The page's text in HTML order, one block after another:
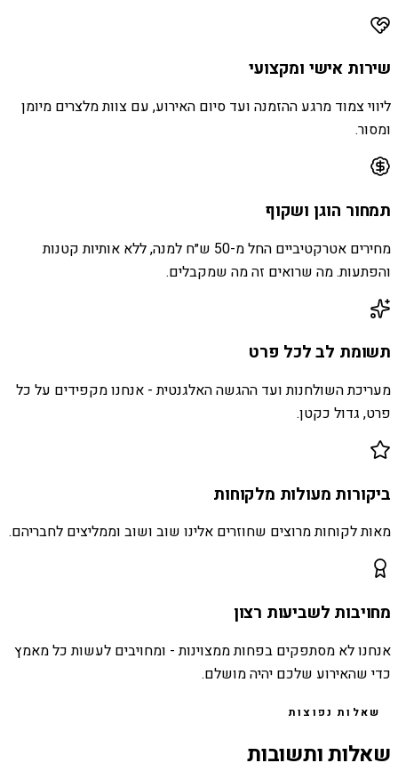
שירות אישי ומקצועי
ליווי צמוד מרגע ההזמנה ועד סיום האירוע, עם צוות מלצרים מיומן
ומסור.
תמחור הוגן ושקוף
מחירים אטרקטיביים החל מ-50 ש״ח למנה, ללא אותיות קטנות
והפתעות. מה שרואים זה מה שמקבלים.
תשומת לב לכל פרט
מעריכת השולחנות ועד ההגשה האלגנטית - אנחנו מקפידים על כל
פרט, גדול כקטן.
ביקורות מעולות מלקוחות
מאות לקוחות מרוצים שחוזרים אלינו שוב ושוב וממליצים לחבריהם.
מחויבות לשביעות רצון
אנחנו לא מסתפקים בפחות ממצוינות - ומחויבים לעשות כל מאמץ
כדי שהאירוע שלכם יהיה מושלם.
שאלות נפוצות
שאלות ותשובות